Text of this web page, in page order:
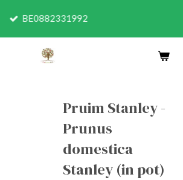
BE0882331992
Pruim Stanley -
Prunus
domestica
Stanley (in pot)